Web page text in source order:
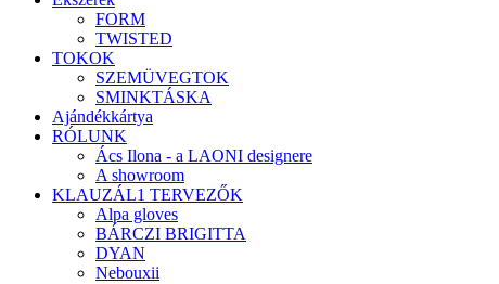
FORM
TWISTED
TOKOK
SZEMÜVEGTOK
SMINKTÁSKA
Ajándékkártya
RÓLUNK
Ács Ilona - a LAONI designere
A showroom
KLAUZÁL1 TERVEZŐK
Alpa gloves
BÁRCZI BRIGITTA
DYAN
Nebouxii